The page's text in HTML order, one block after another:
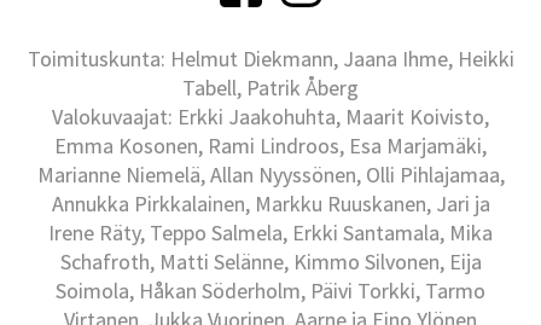
Toimituskunta: Helmut Diekmann, Jaana Ihme, Heikki
Tabell, Patrik Åberg
Valokuvaajat: Erkki Jaakohuhta, Maarit Koivisto,
Emma Kosonen, Rami Lindroos, Esa Marjamäki,
Marianne Niemelä, Allan Nyyssönen, Olli Pihlajamaa,
Annukka Pirkkalainen, Markku Ruuskanen, Jari ja
Irene Räty, Teppo Salmela, Erkki Santamala, Mika
Schafroth, Matti Selänne, Kimmo Silvonen, Eija
Soimola, Håkan Söderholm, Päivi Torkki, Tarmo